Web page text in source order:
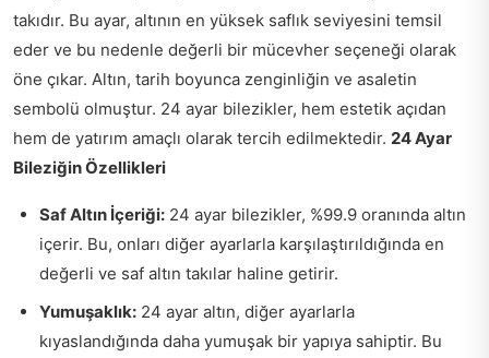
takıdır. Bu ayar, altının en yüksek saflık seviyesini temsil
eder ve bu nedenle değerli bir mücevher seçeneği olarak
öne çıkar. Altın, tarih boyunca zenginliğin ve asaletin
sembolü olmuştur. 24 ayar bilezikler, hem estetik açıdan
hem de yatırım amaçlı olarak tercih edilmektedir. 24 Ayar
Bileziğin Özellikleri
Saf Altın İçeriği: 24 ayar bilezikler, %99.9 oranında altın
içerir. Bu, onları diğer ayarlarla karşılaştırıldığında en
değerli ve saf altın takılar haline getirir.
Yumuşaklık: 24 ayar altın, diğer ayarlarla
kıyaslandığında daha yumuşak bir yapıya sahiptir. Bu